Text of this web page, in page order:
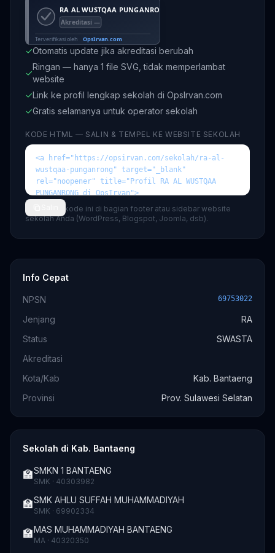
✓Otomatis update jika akreditasi berubah
✓
Ringan — hanya 1 file SVG, tidak memperlambat
website
✓Link ke profil lengkap sekolah di OpsIrvan.com
✓Gratis selamanya untuk operator sekolah
KODE HTML — SALIN & TEMPEL KE WEBSITE SEKOLAH
💡 Tempel kode ini di bagian footer atau sidebar website
sekolah Anda (WordPress, Blogspot, Joomla, dsb).
Info Cepat
NPSN 69753022
Jenjang
RA
Status
SWASTA
Akreditasi
Kota/Kab
Kab. Bantaeng
Provinsi
Prov. Sulawesi Selatan
Sekolah di Kab. Bantaeng
🏫SMKN 1 BANTAENG
SMK · 40303982
🏫SMK AHLU SUFFAH MUHAMMADIYAH
SMK · 69902334
🏫MAS MUHAMMADIYAH BANTAENG
MA · 40320350